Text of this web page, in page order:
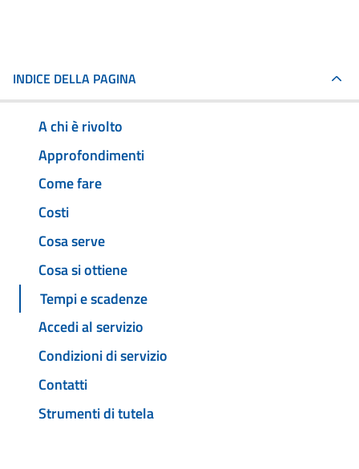
INDICE DELLA PAGINA
A chi è rivolto
Approfondimenti
Come fare
Costi
Cosa serve
Cosa si ottiene
Tempi e scadenze
Accedi al servizio
Condizioni di servizio
Contatti
Strumenti di tutela